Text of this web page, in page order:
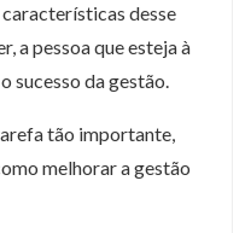
desse
a pessoa que esteja à
sucesso da gestão.
tão importante,
melhorar a gestão